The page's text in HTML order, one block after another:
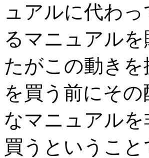
ュアルに代わ
るマニュアル
たがこの動き
を買う前にそ
なマニュアル
買うということ